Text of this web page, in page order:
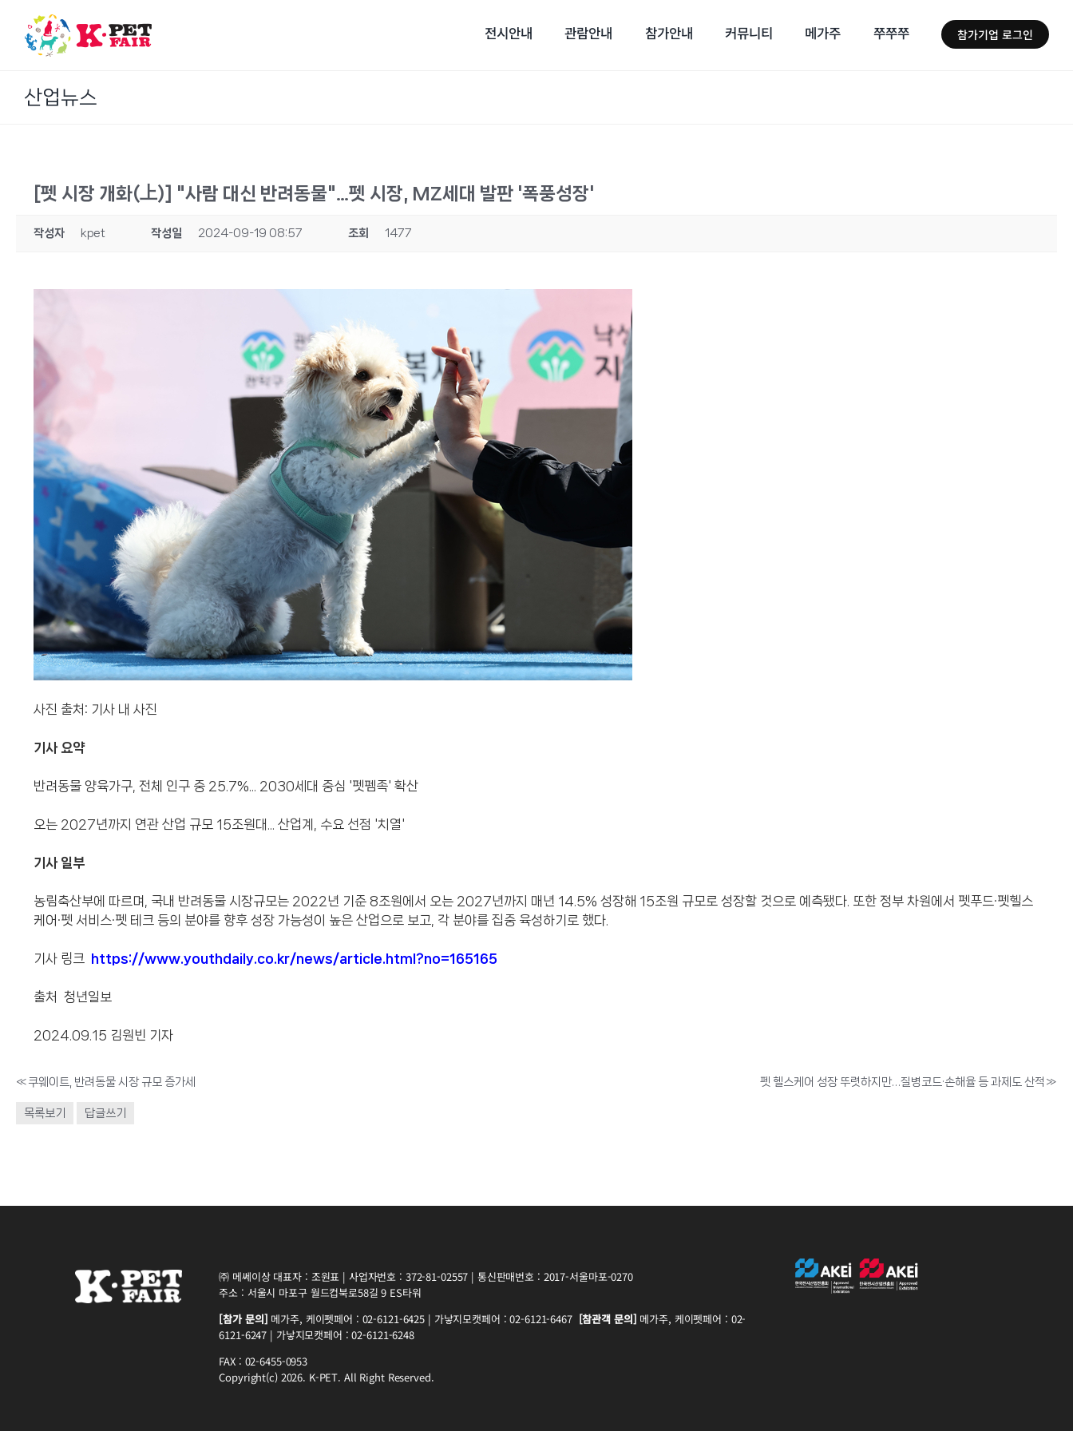
content
전시안내 관람안내 참가안내 커뮤니티 메가주 쭈쭈쭈 참가기업 로그인
산업뉴스
[펫 시장 개화(上)] "사람 대신 반려동물"…펫 시장, MZ세대 발판 '폭풍성장'
작성자 kpet 작성일 2024-09-19 08:57 조회 1477
사진 출처: 기사 내 사진
기사 요약
반려동물 양육가구, 전체 인구 중 25.7%... 2030세대 중심 '펫펨족' 확산
오는 2027년까지 연관 산업 규모 15조원대... 산업계, 수요 선점 '치열'
기사 일부
농림축산부에 따르며, 국내 반려동물 시장규모는 2022년 기준 8조원에서 오는 2027년까지 매년 14.5% 성장해 15조원 규모로 성장할 것으로 예측됐다. 또한 정부 차원에서 펫푸드·펫헬스
케어·펫 서비스·펫 테크 등의 분야를 향후 성장 가능성이 높은 산업으로 보고, 각 분야를 집중 육성하기로 했다.
기사 링크 https://www.youthdaily.co.kr/news/article.html?no=165165
출처 청년일보
2024.09.15 김원빈 기자
«쿠웨이트, 반려동물 시장 규모 증가세 펫 헬스케어 성장 뚜렷하지만…질병코드·손해율 등 과제도 산적 »
목록보기 답글쓰기
㈜ 메쎄이상 대표자 : 조원표 | 사업자번호 : 372-81-02557 | 통신판매번호 : 2017-서울마포-0270
주소 : 서울시 마포구 월드컵북로58길 9 ES타워
[참가 문의] 메가주, 케이펫페어 : 02-6121-6425 | 가낳지모캣페어 : 02-6121-6467 [참관객 문의] 메가주, 케이펫페어 : 02-
6121-6247 | 가낳지모캣페어 : 02-6121-6248
FAX : 02-6455-0953
Copyright(c) 2026. K-PET. All Right Reserved.